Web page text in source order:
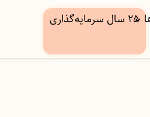
۲۵ سال سرمایه‌گذاری